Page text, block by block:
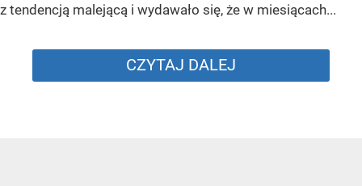
z tendencją malejącą i wydawało się, że w miesiącach...
CZYTAJ DALEJ